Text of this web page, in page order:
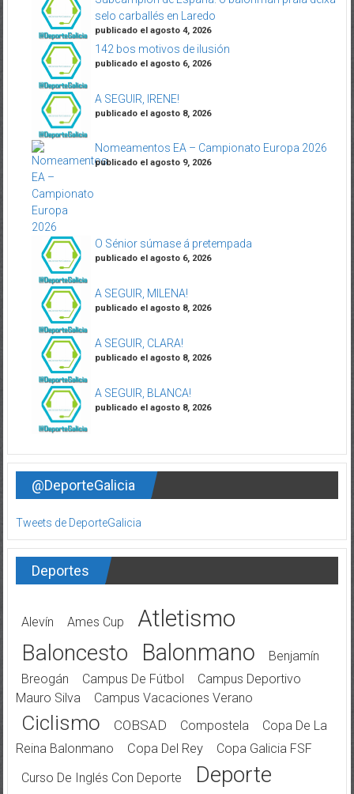
selo carballés en Laredo
publicado el agosto 4, 2026
142 bos motivos de ilusión
publicado el agosto 6, 2026
A SEGUIR, IRENE!
publicado el agosto 8, 2026
Nomeamentos EA – Campionato Europa 2026
publicado el agosto 9, 2026
O Sénior súmase á pretempada
publicado el agosto 6, 2026
A SEGUIR, MILENA!
publicado el agosto 8, 2026
A SEGUIR, CLARA!
publicado el agosto 8, 2026
A SEGUIR, BLANCA!
publicado el agosto 8, 2026
@DeporteGalicia
Tweets de DeporteGalicia
Deportes
Alevín Ames Cup Atletismo
Baloncesto Balonmano
Benjamín
Breogán
Campus De Fútbol
Campus Deportivo
Mauro Silva
Campus Vacaciones Verano
Ciclismo COBSAD Compostela
Copa De La
Reina Balonmano
Copa Del Rey
Copa Galicia FSF
Curso De Inglés Con Deporte
Deporte